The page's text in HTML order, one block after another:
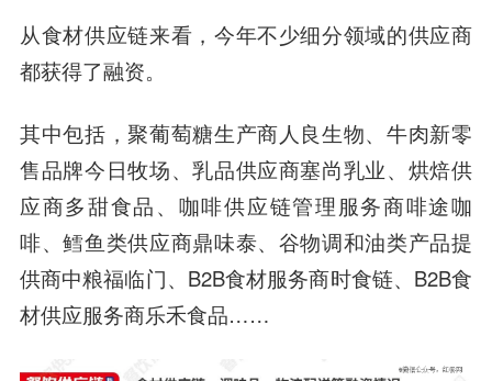
从食材供应链来看，今年不少细分领域的供应商
都获得了融资。
其中包括，聚葡萄糖生产商人良生物、牛肉新零
售品牌今日牧场、乳品供应商塞尚乳业、烘焙供
应商多甜食品、咖啡供应链管理服务商啡途咖
啡、鳕鱼类供应商鼎味泰、谷物调和油类产品提
供商中粮福临门、B2B食材服务商时食链、B2B食
材供应服务商乐禾食品……